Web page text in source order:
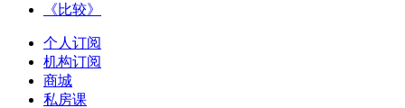
《比较》
个人订阅
机构订阅
商城
私房课